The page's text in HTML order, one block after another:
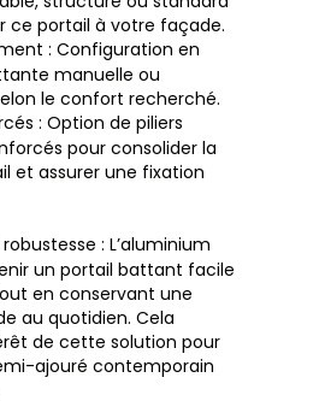
ce portail à votre façade.
: Configuration en
manuelle ou
le confort recherché.
: Option de piliers
pour consolider la
et assurer une fixation
: L’aluminium
un portail battant facile
en conservant une
au quotidien. Cela
de cette solution pour
ajouré contemporain